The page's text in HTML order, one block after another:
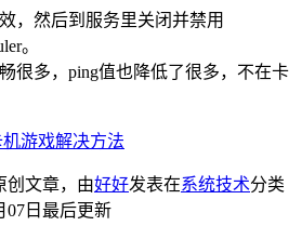
，然后到服务里关闭并禁用
。
很多，ping值也降低了很多，不在卡
机游戏解决方法
创文章，由好好发表在系统技术分类
07日最后更新